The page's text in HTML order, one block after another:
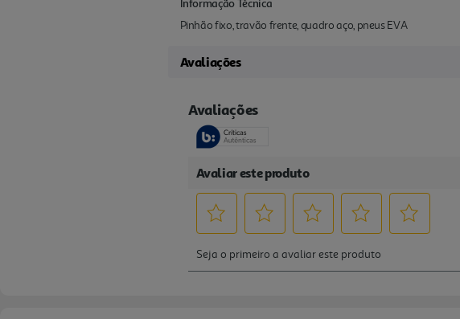
Informação Técnica
Pinhão fixo, travão frente, quadro aço, pneus EVA
Avaliações